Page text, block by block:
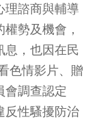
理諮商與輔導
勢及機會，
息，也因在民
色情影片、贈
會調查認定
反性騷擾防治